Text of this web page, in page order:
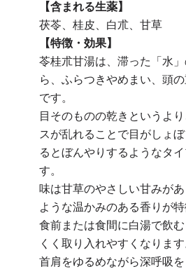
【含まれる生薬】
茯苓、桂皮、白朮、甘草
【特徴・効果】
苓桂朮甘湯は、滞った「水
ら、ふらつきやめまい、頭
です。
目そのものの乾きというよ
スが乱れることで目がしょ
るとぼんやりするようなタ
す。
味は甘草のやさしい甘みが
ような温かみのある香りが特
食前または食間に白湯で飲
くく取り入れやすくなりま
首肩をゆるめながら深呼吸